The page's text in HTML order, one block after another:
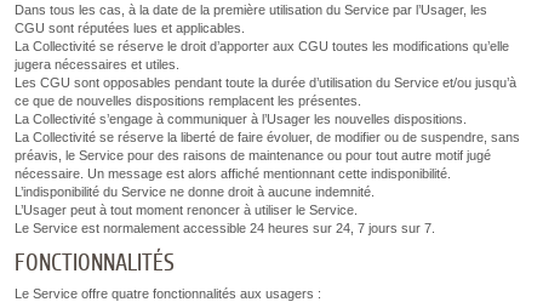
Dans tous les cas, à la date de la première utilisation du Service par l’Usager, les
CGU sont réputées lues et applicables.
La Collectivité se réserve le droit d’apporter aux CGU toutes les modifications qu’elle
jugera nécessaires et utiles.
Les CGU sont opposables pendant toute la durée d’utilisation du Service et/ou jusqu’à
ce que de nouvelles dispositions remplacent les présentes.
La Collectivité s’engage à communiquer à l’Usager les nouvelles dispositions.
La Collectivité se réserve la liberté de faire évoluer, de modifier ou de suspendre, sans
préavis, le Service pour des raisons de maintenance ou pour tout autre motif jugé
nécessaire. Un message est alors affiché mentionnant cette indisponibilité.
L’indisponibilité du Service ne donne droit à aucune indemnité.
L’Usager peut à tout moment renoncer à utiliser le Service.
Le Service est normalement accessible 24 heures sur 24, 7 jours sur 7.
FONCTIONNALITÉS
Le Service offre quatre fonctionnalités aux usagers :